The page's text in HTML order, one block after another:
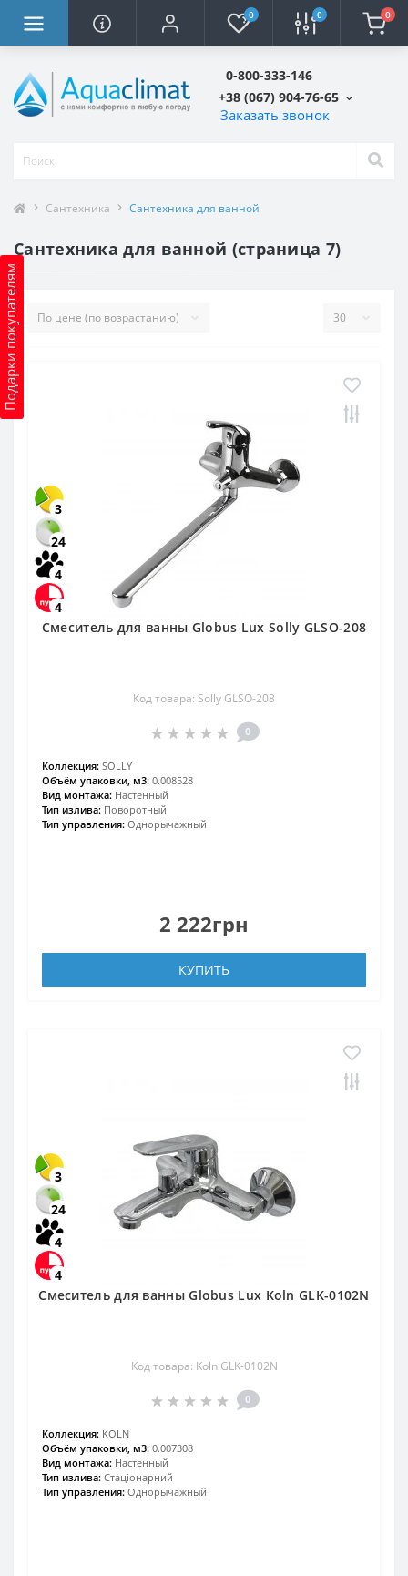
0 0 0
0-800-333-146
+38 (067) 904-76-65
Заказать звонок
Подарки покупателям
Сантехника Сантехника для ванной
Сантехника для ванной (страница 7)
3
24
4
4
Смеситель для ванны Globus Lux Solly GLSO-208
Код товара: Solly GLSO-208
0
Коллекция: SOLLY
Объём упаковки, м3: 0.008528
Вид монтажа: Настенный
Тип излива: Поворотный
Тип управления: Однорычажный
2 222грн
КУПИТЬ
3
24
4
4
Смеситель для ванны Globus Lux Koln GLK-0102N
Код товара: Koln GLK-0102N
0
Коллекция: KOLN
Объём упаковки, м3: 0.007308
Вид монтажа: Настенный
Тип излива: Стаціонарний
Тип управления: Однорычажный